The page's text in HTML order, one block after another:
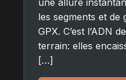
les segments et de
GPX. C’est l’ADN
terrain: elles
[…]